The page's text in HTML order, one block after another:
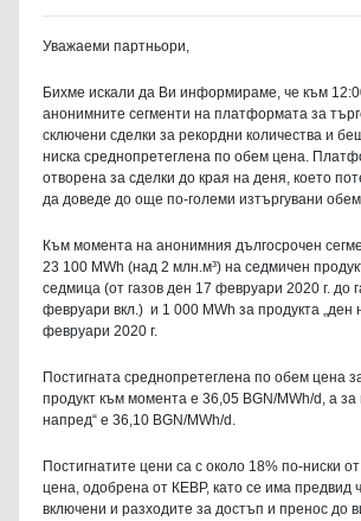
Уважаеми партньори,
Бихме искали да Ви информираме, че към
анонимните сегменти на платформата за
сключени сделки за рекордни количества и
ниска среднопретеглена по обем цена.
отворена за сделки до края на деня, което
да доведе до още по-големи изтъргувани
Към момента на анонимния дългосрочен
23 100 MWh (над 2 млн.м³) на седмичен
седмица (от газов ден 17 февруари 2020 г. до
февруари вкл.) и 1 000 MWh за продукта „ден
февруари 2020 г.
Постигната среднопретеглена по обем цена
продукт към момента е 36,05 BGN/MWh/d, а за
напред“ е 36,10 BGN/MWh/d.
Постигнатите цени са с около 18% по-ниски
цена, одобрена от КЕВР, като се има предвид
включени и разходите за достъп и пренос до